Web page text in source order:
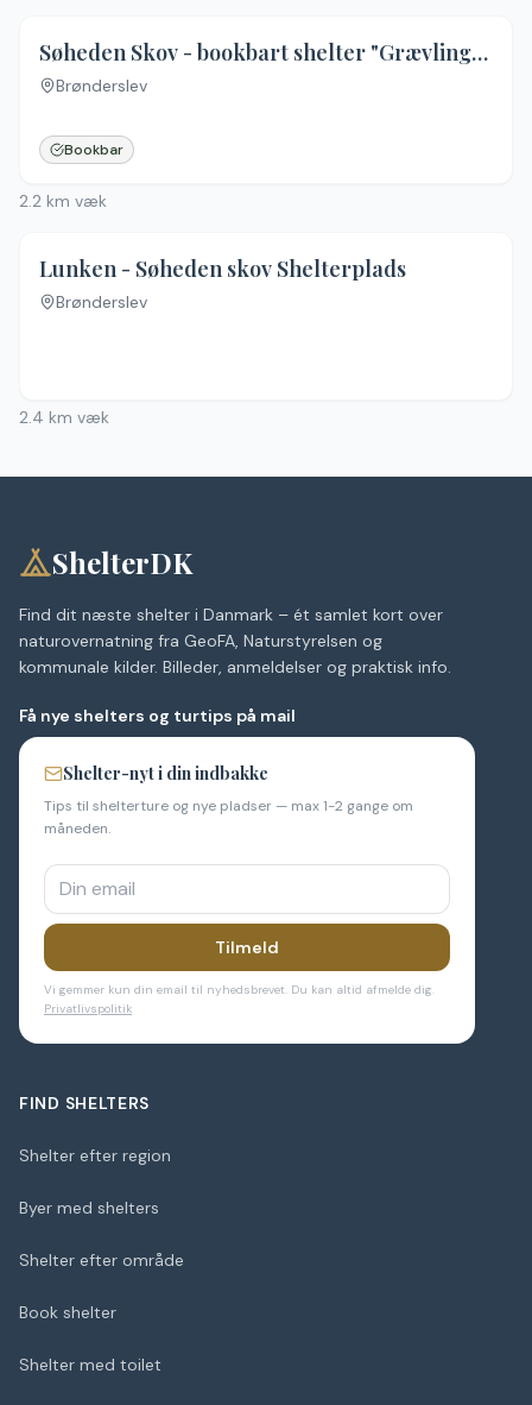
5.0(Søheden Skov - bookbart shelter "Grævlingebo"
Brønderslev
Bookbar
2.2 km væk
Lunken - Søheden skov Shelterplads
Brønderslev
2.4 km væk
ShelterDK
Find dit næste shelter i Danmark – ét samlet kort over
naturovernatning fra GeoFA, Naturstyrelsen og
kommunale kilder. Billeder, anmeldelser og praktisk info.
Få nye shelters og turtips på mail
Shelter-nyt i din indbakke
Tips til shelterture og nye pladser — max 1-2 gange om
måneden.
Tilmeld
Vi gemmer kun din email til nyhedsbrevet. Du kan altid afmelde dig.
Privatlivspolitik
FIND SHELTERS
Shelter efter region
Byer med shelters
Shelter efter område
Book shelter
Shelter med toilet